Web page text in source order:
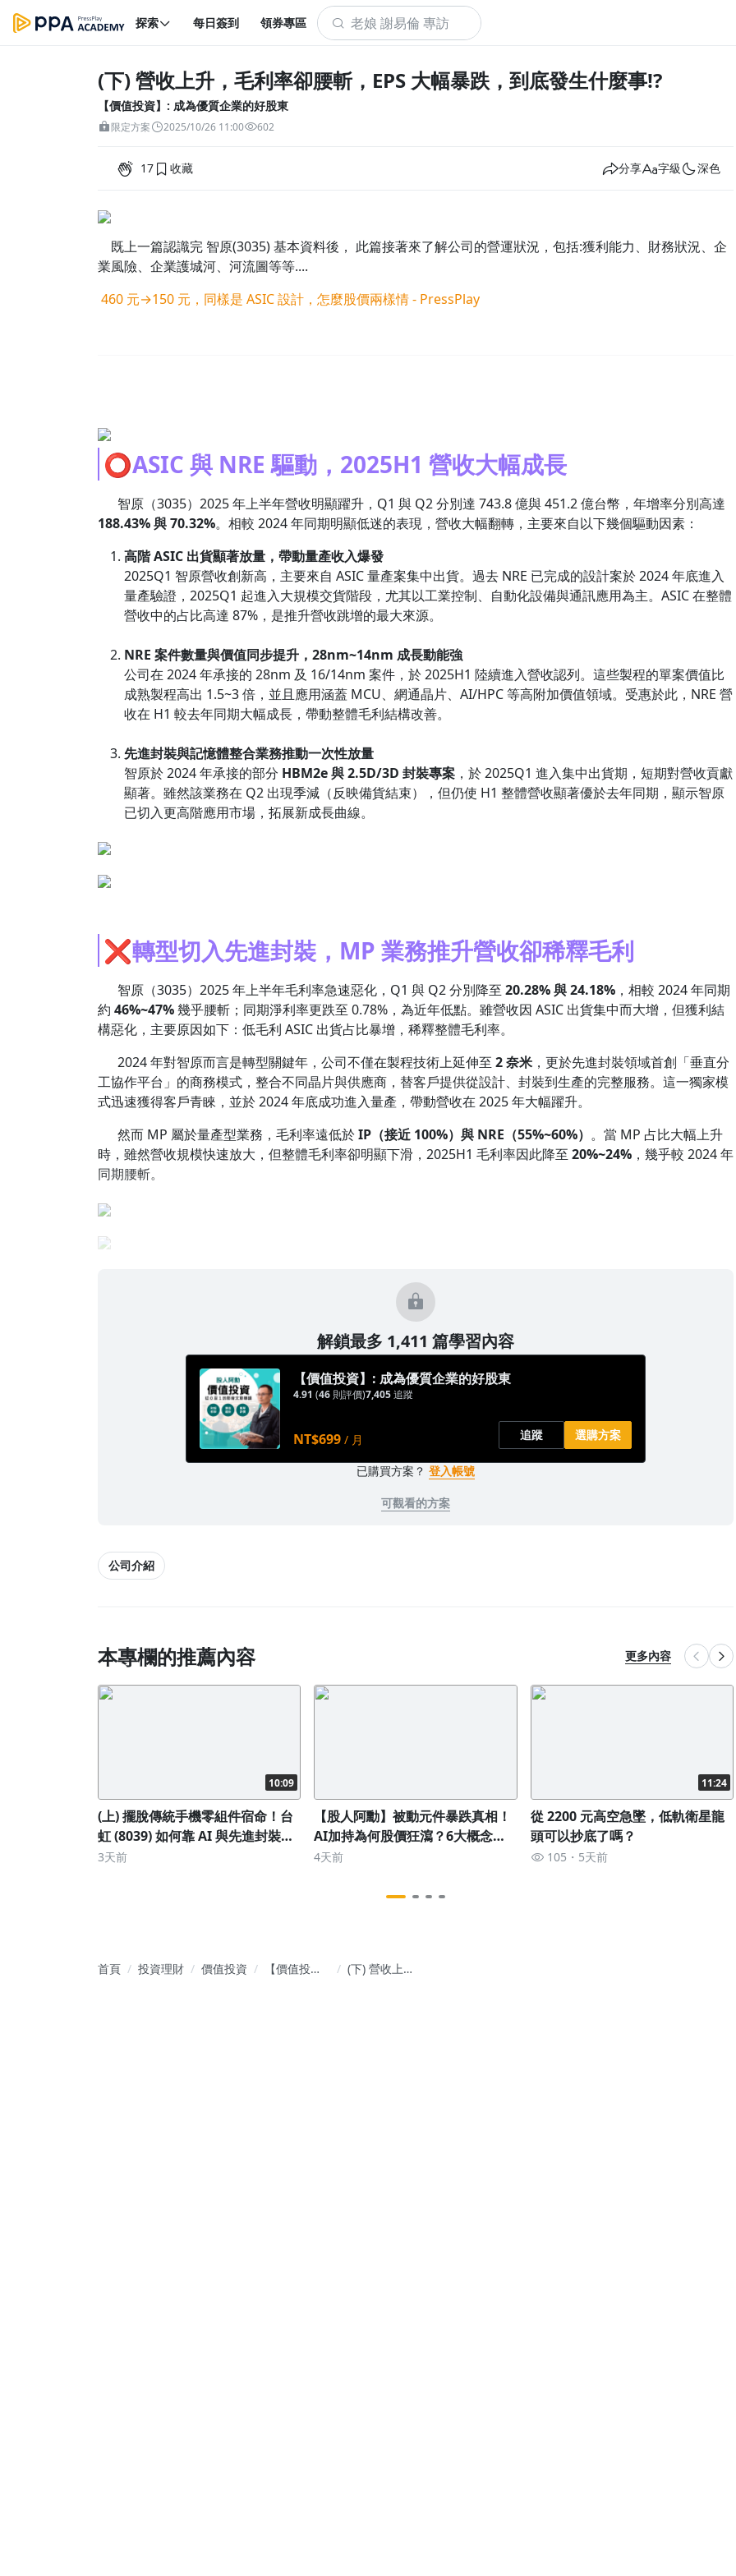
探索 每日簽到 領券專區
(下) 營收上升，毛利率卻腰斬，EPS 大幅暴跌，到底發生什麼事!?
【價值投資】: 成為優質企業的好股東
限定方案 2025/10/26 11:00 602
17 收藏 分享 字級 深色
既上一篇認識完 智原(3035) 基本資料後， 此篇接著來了解公司的營運狀況，包括:獲利能力、財務狀況、企
業風險、企業護城河、河流圖等等....
460 元→150 元，同樣是 ASIC 設計，怎麼股價兩樣情 - PressPlay
⭕ASIC 與 NRE 驅動，2025H1 營收大幅成長
智原（3035）2025 年上半年營收明顯躍升，Q1 與 Q2 分別達 743.8 億與 451.2 億台幣，年增率分別高達
188.43% 與 70.32%。相較 2024 年同期明顯低迷的表現，營收大幅翻轉，主要來自以下幾個驅動因素：
高階 ASIC 出貨顯著放量，帶動量產收入爆發
2025Q1 智原營收創新高，主要來自 ASIC 量產案集中出貨。過去 NRE 已完成的設計案於 2024 年底進入
量產驗證，2025Q1 起進入大規模交貨階段，尤其以工業控制、自動化設備與通訊應用為主。ASIC 在整體
營收中的占比高達 87%，是推升營收跳增的最大來源。
NRE 案件數量與價值同步提升，28nm~14nm 成長動能強
公司在 2024 年承接的 28nm 及 16/14nm 案件，於 2025H1 陸續進入營收認列。這些製程的單案價值比
成熟製程高出 1.5~3 倍，並且應用涵蓋 MCU、網通晶片、AI/HPC 等高附加價值領域。受惠於此，NRE 營
收在 H1 較去年同期大幅成長，帶動整體毛利結構改善。
先進封裝與記憶體整合業務推動一次性放量
智原於 2024 年承接的部分 HBM2e 與 2.5D/3D 封裝專案 ，於 2025Q1 進入集中出貨期，短期對營收貢獻
顯著。雖然該業務在 Q2 出現季減（反映備貨結束），但仍使 H1 整體營收顯著優於去年同期，顯示智原
已切入更高階應用市場，拓展新成長曲線。
❌轉型切入先進封裝，MP 業務推升營收卻稀釋毛利
智原（3035）2025 年上半年毛利率急速惡化，Q1 與 Q2 分別降至 20.28% 與 24.18% ，相較 2024 年同期
約 46%~47%幾乎腰斬；同期淨利率更跌至 0.78%，為近年低點。雖營收因 ASIC 出貨集中而大增，但獲利結
構惡化，主要原因如下：低毛利 ASIC 出貨占比暴增，稀釋整體毛利率。
2024 年對智原而言是轉型關鍵年，公司不僅在製程技術上延伸至 2 奈米 ，更於先進封裝領域首創「垂直分
工協作平台」的商務模式，整合不同晶片與供應商，替客戶提供從設計、封裝到生產的完整服務。這一獨家模
式迅速獲得客戶青睞，並於 2024 年底成功進入量產，帶動營收在 2025 年大幅躍升。
然而 MP 屬於量產型業務，毛利率遠低於IP（接近 100%）與 NRE（55%~60%） 。當 MP 占比大幅上升
時，雖然營收規模快速放大，但整體毛利率卻明顯下滑，2025H1 毛利率因此降至 20%~24% ，幾乎較 2024 年
同期腰斬。
解鎖最多 1,411 篇學習內容
【價值投資】: 成為優質企業的好股東
4.91 (46 則評價)7,405追蹤
NT$699 / 月 追蹤 選購方案
已購買方案？ 登入帳號
可觀看的方案
公司介紹
本專欄的推薦內容 更多內容
10:09
(上) 擺脫傳統手機零組件宿命！台
虹 (8039) 如何靠 AI 與先進封裝
「營收不變、獲利狂飆 8 倍」？
3天前
【股人阿勳】被動元件暴跌真相！
AI加持為何股價狂瀉？6大概念股
估值大公開🔎
4天前
11:24
從 2200 元高空急墜，低軌衛星龍
頭可以抄底了嗎？
105 5天前
首頁 投資理財 價值投資
【價值投
(下) 營收上